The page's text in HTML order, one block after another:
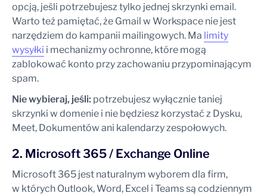
opcją, jeśli potrzebujesz tylko jednej skrzynki email.
Warto też pamiętać, że Gmail w Workspace nie jest
narzędziem do kampanii mailingowych. Ma limity
wysyłki i mechanizmy ochronne, które mogą
zablokować konto przy zachowaniu przypominającym
spam.
Nie wybieraj, jeśli: potrzebujesz wyłącznie taniej
skrzynki w domenie i nie będziesz korzystać z Dysku,
Meet, Dokumentów ani kalendarzy zespołowych.
2. Microsoft 365 / Exchange Online
Microsoft 365 jest naturalnym wyborem dla firm,
w których Outlook, Word, Excel i Teams są codziennym